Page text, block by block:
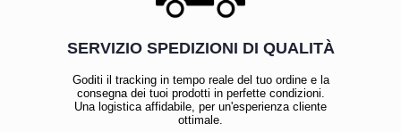
SERVIZIO SPEDIZIONI DI QUALITÀ
Goditi il tracking in tempo reale del tuo ordine e la
consegna dei tuoi prodotti in perfette condizioni.
Una logistica affidabile, per un'esperienza cliente
ottimale.